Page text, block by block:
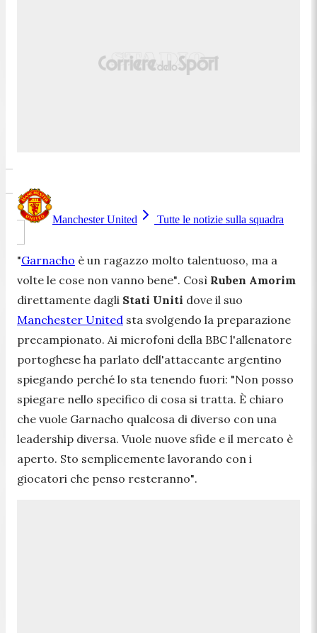
Manchester United Tutte le notizie sulla squadra
"Garnacho è un ragazzo molto talentuoso, ma a
volte le cose non vanno bene". Così Ruben Amorim
direttamente dagli Stati Uniti dove il suo
Manchester United sta svolgendo la preparazione
precampionato. Ai microfoni della BBC l'allenatore
portoghese ha parlato dell'attaccante argentino
spiegando perché lo sta tenendo fuori: "Non posso
spiegare nello specifico di cosa si tratta. È chiaro
che vuole Garnacho qualcosa di diverso con una
leadership diversa. Vuole nuove sfide e il mercato è
aperto. Sto semplicemente lavorando con i
giocatori che penso resteranno".